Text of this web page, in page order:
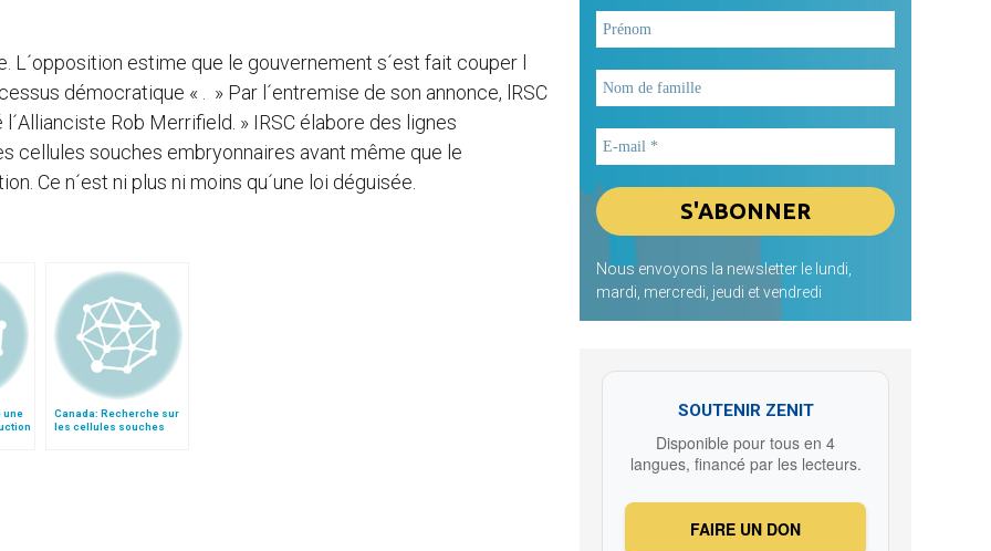
estime que le gouvernement s´est fait couper l
démocratique « . » Par l´entremise de son annonce, lRSC
Rob Merrifield. » IRSC élabore des lignes
cellules souches embryonnaires avant même que le
Ce n´est ni plus ni moins qu´une loi déguisée.
une
Canada: Recherche sur
les cellules souches
Nous envoyons la newsletter le lundi,
mardi, mercredi, jeudi et vendredi
SOUTENIR ZENIT
Disponible pour tous en 4
langues, financé par les lecteurs.
FAIRE UN DON